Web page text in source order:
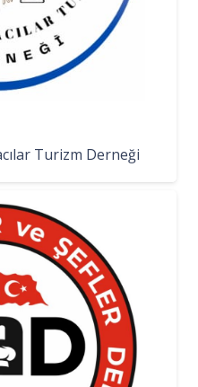
Turizm Derneği